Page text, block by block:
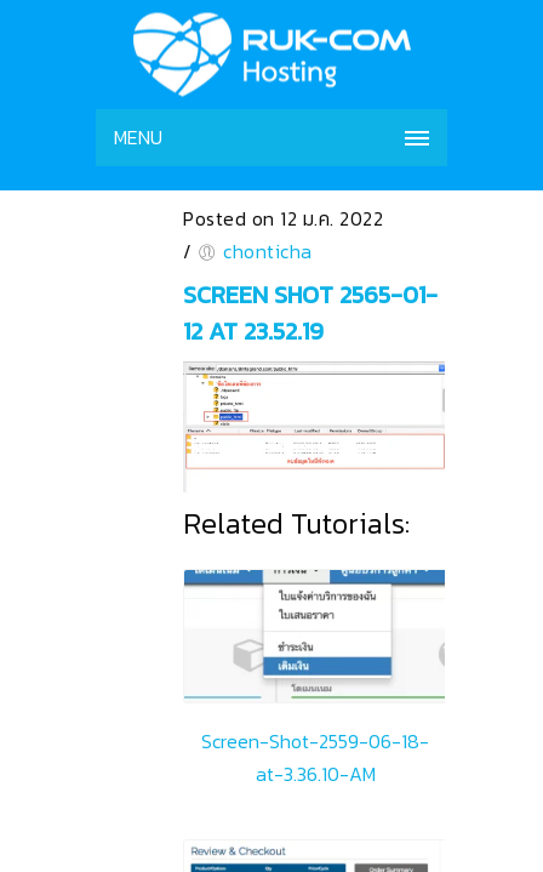
MENU
Posted on 12 ม.ค. 2022
/
chonticha
SCREEN SHOT 2565-01-
12 AT 23.52.19
Related Tutorials:
Screen-Shot-2559-06-18-
at-3.36.10-AM